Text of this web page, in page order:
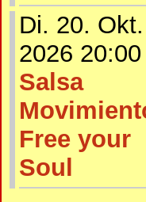
Di. 20. Okt.
2026 20:00
Salsa
Free your
Soul